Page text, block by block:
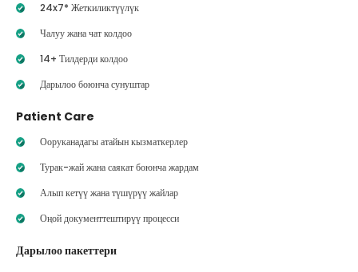
24x7* Жеткиликтүүлүк
Чалуу жана чат колдоо
14+ Тилдерди колдоо
Дарылоо боюнча сунуштар
Patient Care
Ооруканадагы атайын кызматкерлер
Турак-жай жана саякат боюнча жардам
Алып кетүү жана түшүрүү жайлар
Оңой документтештирүү процесси
Дарылоо пакеттери